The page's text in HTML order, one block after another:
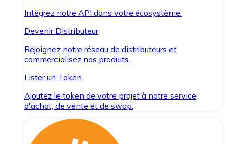
Intégrez notre API dans votre écosystème.
Devenir Distributeur
Rejoignez notre réseau de distributeurs et
commercialisez nos produits.
Lister un Token
Ajoutez le token de votre projet à notre service
d'achat, de vente et de swap.